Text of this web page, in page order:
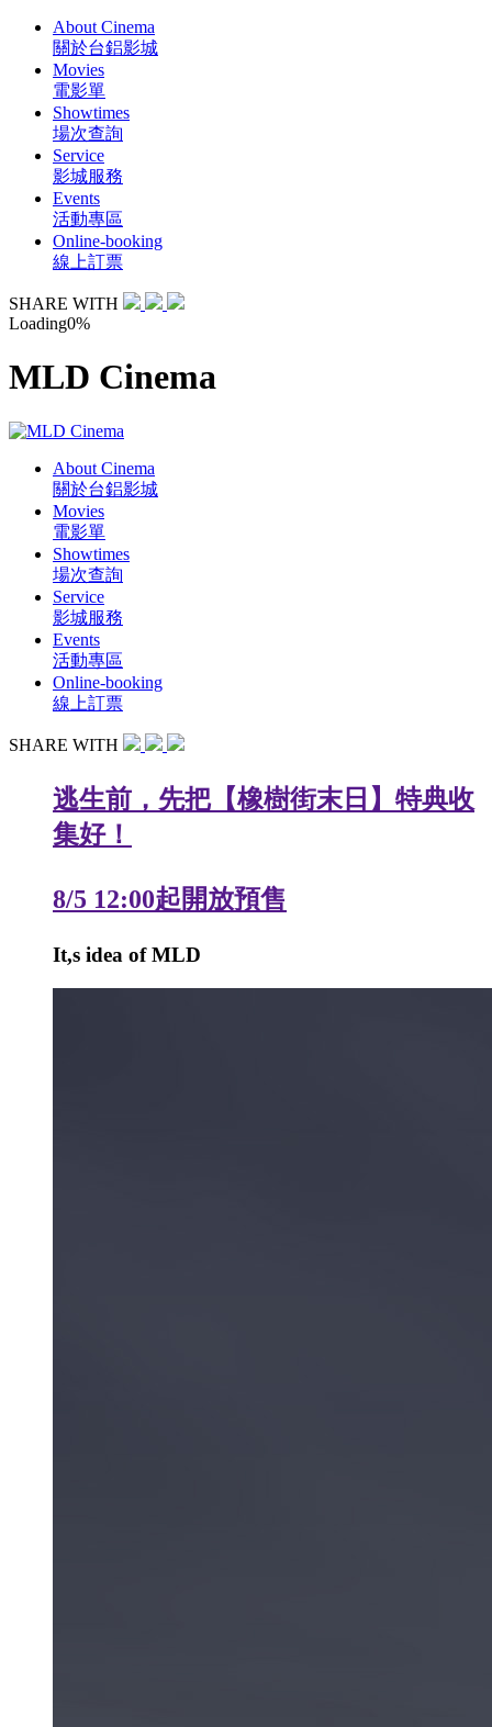
About Cinema
關於台鋁影城
Movies
電影單
Showtimes
場次查詢
Service
影城服務
Events
活動專區
Online-booking
線上訂票
SHARE WITH
Loading0%
MLD Cinema
About Cinema
關於台鋁影城
Movies
電影單
Showtimes
場次查詢
Service
影城服務
Events
活動專區
Online-booking
線上訂票
SHARE WITH
逃生前，先把【橡樹街末日】特典收
集好！
8/5 12:00起開放預售
It,s idea of MLD